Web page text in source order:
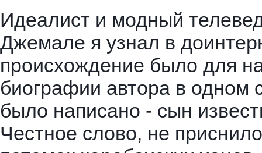
Идеалист и модный
Джемале я узнал в
происхождение было для
биографии автора в одном
было написано - сын
Честное слово, не